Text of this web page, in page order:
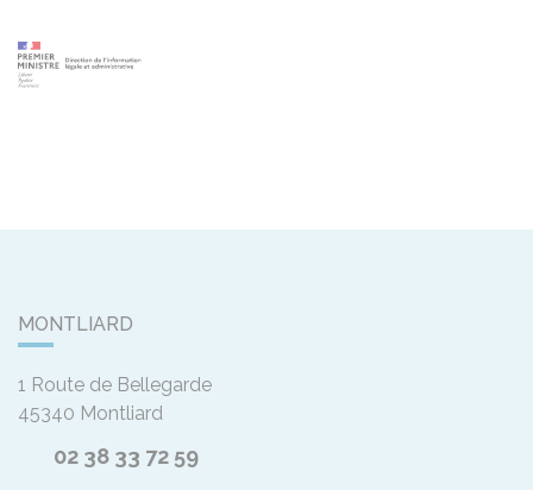
MONTLIARD
1 Route de Bellegarde
45340 Montliard
02 38 33 72 59